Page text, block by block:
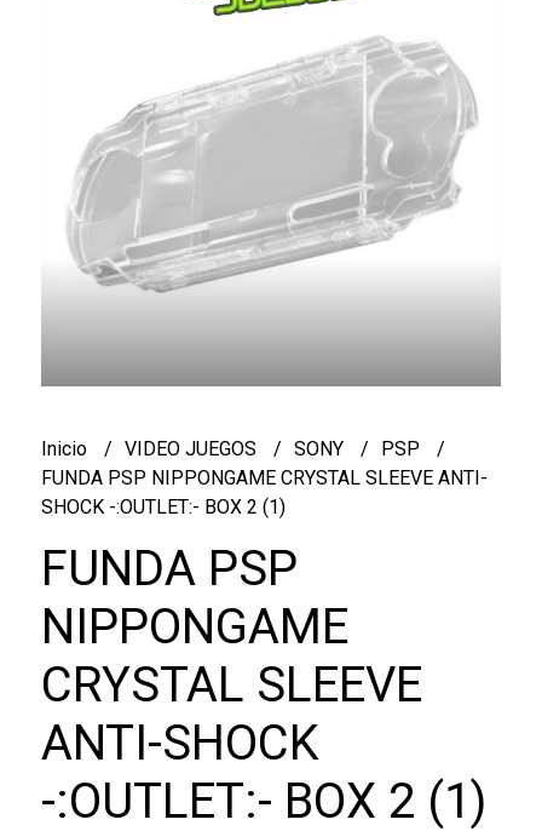
Inicio VIDEO JUEGOS SONY
PSP
FUNDA PSP NIPPONGAME CRYSTAL SLEEVE ANTI-
SHOCK -:OUTLET:- BOX 2 (1)
FUNDA PSP
NIPPONGAME
CRYSTAL SLEEVE
ANTI-SHOCK
-:OUTLET:- BOX 2 (1)